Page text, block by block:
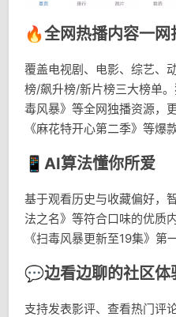
🔥全网热播内容一网
覆盖电视剧、电影、综艺、
榜/飙升榜/新片榜三大榜单
毒风暴》等全网独播资源，
《麻花特开心第二季》等爆
📱AI算法懂你所爱
基于观看历史与收藏偏好，
法之名》等符合口味的优质
《扫毒风暴更新至19集》第
💬边看边聊的社区体
支持发表影评、查看热门评